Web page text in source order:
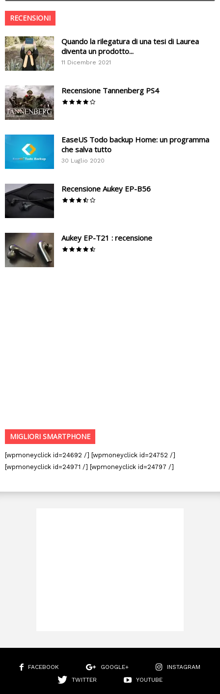
RECENSIONI
Quando la rilegatura di una tesi di Laurea
diventa un prodotto...
11 Dicembre 2021
Recensione Tannenberg PS4
EaseUS Todo backup Home: un programma
che salva tutto
30 Luglio 2020
Recensione Aukey EP-B56
Aukey EP-T21 : recensione
MIGLIORI SMARTPHONE
[wpmoneyclick id=24692 /] [wpmoneyclick id=24752 /]
[wpmoneyclick id=24971 /] [wpmoneyclick id=24797 /]
FACEBOOK GOOGLE+
INSTAGRAM
TWITTER
YOUTUBE